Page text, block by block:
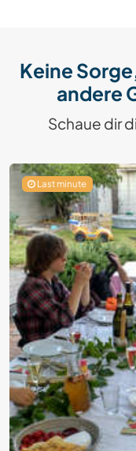
Keine
andere
Schaue dir
Last minute